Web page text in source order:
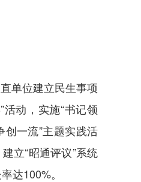
单位建立民生事项
动，实施“书记领
创一流”主题实践活
立“昭通评议”系统
达100%。